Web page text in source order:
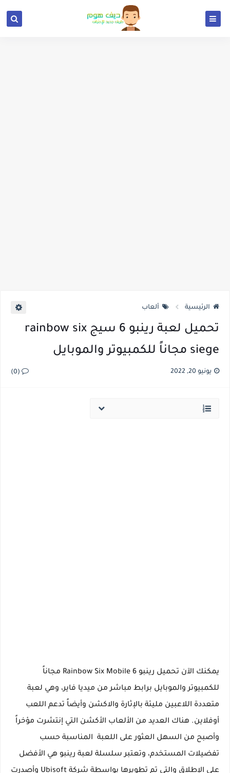
الرئيسية ألعاب
تحميل لعبة رينبو 6 سيج rainbow six
siege مجاناً للكمبيوتر والموبايل
يونيو 20, 2022 (0)
يمكنك الآن تحميل رينبو 6 Rainbow Six Mobile مجاناً
للكمبيوتر والموبايل برابط مباشر من ميديا فاير، وهي لعبة
متعددة اللاعبين مليئة بالإثارة والاكشن وأيضاً تدعم اللعب
أوفلاين. هناك العديد من الألعاب الأكشن التي إنتشرت مؤخراً
وأصبح من السهل العثور على اللعبة المناسبة حسب
تفضيلات المستخدم، وتعتبر سلسلة لعبة رينبو هي الأفضل
على الإطلاق والتي تم تطويرها بواسطة شركة Ubisoft وأصدرت